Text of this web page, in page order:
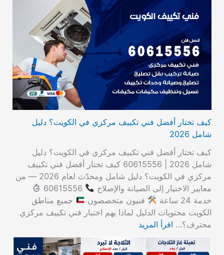
كيف تختار أفضل فني تكييف مركزي في الكويت؟ دليل
شامل 2026
كيف تختار أفضل فني تكييف مركزي في الكويت؟ دليل
شامل 2026 | 60615556 كيف تختار أفضل فني تكييف
مركزي في الكويت؟ دليل شامل ومحدّث لعام 2026 — من
معايير الاختيار إلى الصيانة والإصلاح
خدمة 24 ساعة
فنيون متخصصون
جميع مناطق
الكويت محتويات الدليل لماذا يهم اختيار فني تكييف مركزي
محترف؟… اقرأ المزيد